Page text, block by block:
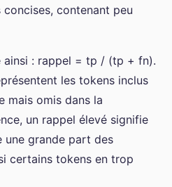
contenant peu
ainsi : rappel = tp / (tp + fn).
les tokens inclus
mais omis dans la
un rappel élevé signifie
grande part des
certains tokens en trop